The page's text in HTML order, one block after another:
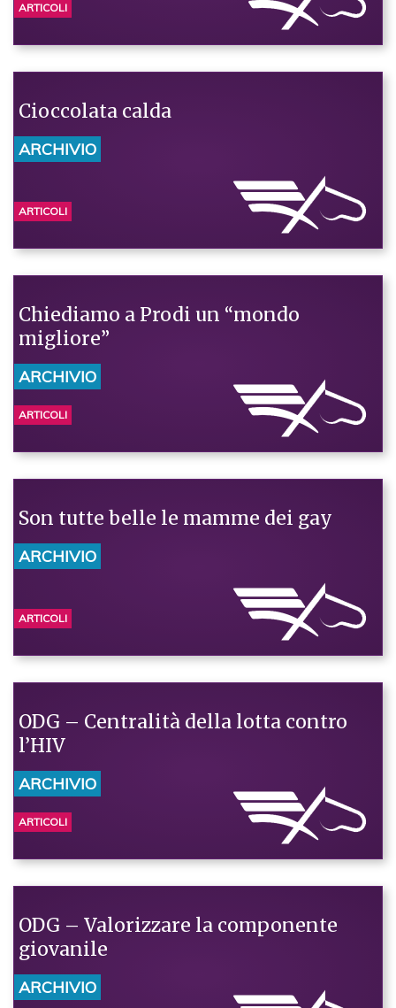
ARTICOLI
Cioccolata calda
ARCHIVIO
ARTICOLI
Chiediamo a Prodi un “mondo
migliore”
ARCHIVIO
ARTICOLI
Son tutte belle le mamme dei gay
ARCHIVIO
ARTICOLI
ODG – Centralità della lotta contro
l’HIV
ARCHIVIO
ARTICOLI
ODG – Valorizzare la componente
giovanile
ARCHIVIO